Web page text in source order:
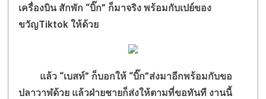
เครื่องบิน สักพัก “บิ๊ก” ก็มาจริง พร้อมกับเปย์ของ
ขวัญTiktok ให้ด้วย
แล้ว “เบสท์” ก็บอกให้ “บิ๊ก”ส่งมาอีกพร้อมกับขอ
ปลาวาฬด้วย แล้วฝ่ายชายก็ส่งให้ตามที่ขอทันที งานนี้